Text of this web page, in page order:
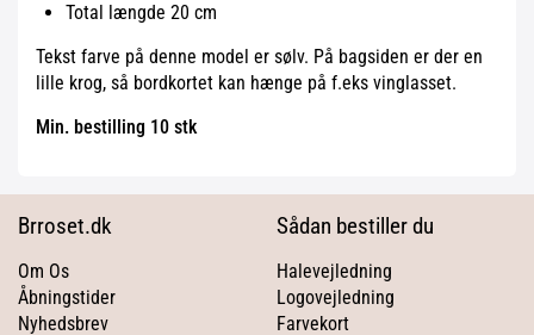
Total længde 20 cm
Tekst farve på denne model er sølv. På bagsiden er der en
lille krog, så bordkortet kan hænge på f.eks vinglasset.
Min. bestilling 10 stk
Brroset.dk
Om Os
Åbningstider
Nyhedsbrev
Sådan bestiller du
Halevejledning
Logovejledning
Farvekort